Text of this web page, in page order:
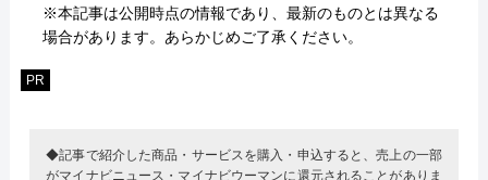
※本記事は公開時点の情報であり、最新のものとは異なる
場合があります。あらかじめご了承ください。
PR
◆記事で紹介した商品・サービスを購入・申込すると、売上の一部
がマイナビニュース・マイナビウーマンに還元されることがありま